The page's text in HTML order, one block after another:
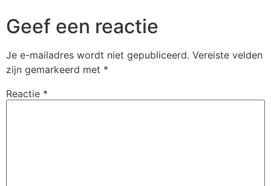
Geef een reactie
Je e-mailadres wordt niet gepubliceerd. Vereiste velden
zijn gemarkeerd met *
Reactie *